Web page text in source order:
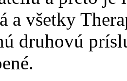
a všetky
druhovú